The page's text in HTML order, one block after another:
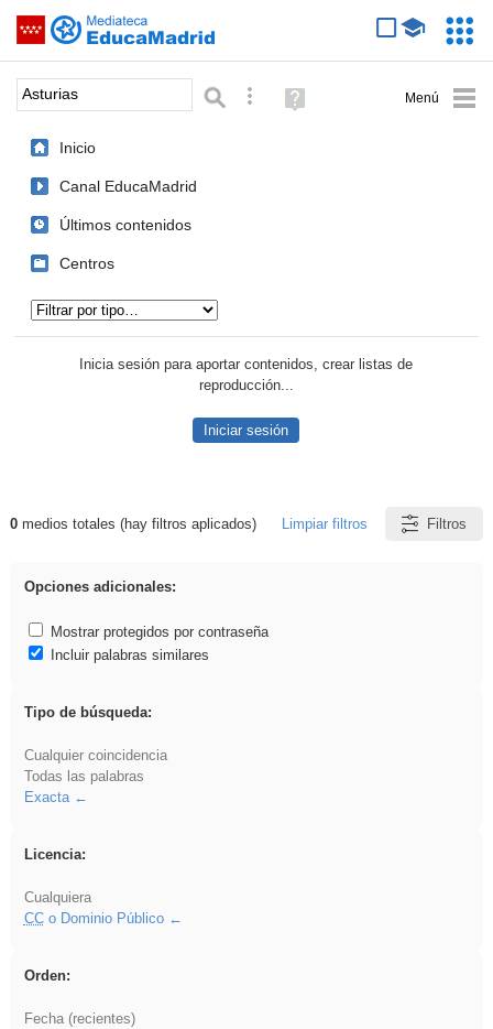
Saltar navegación
Palabra o frase: Búsqueda avanzada
Ayuda
(en
Inicio
Canal EducaMadrid
Últimos contenidos
Centros
Inicia sesión para aportar contenidos, crear listas de
reproducción...
Iniciar sesión
Resultados de: Asturias
0medios totales (hay filtros aplicados) Limpiar filtros Filtros
Opciones adicionales:
Mostrar protegidos por contraseña
Incluir palabras similares
Tipo de búsqueda:
Cualquier coincidencia
Todas las palabras
Exacta
Licencia:
Cualquiera
CCo Dominio Público
Orden:
Fecha (recientes)